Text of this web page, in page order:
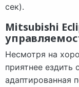
сек).
Mitsubishi
Несмотря на
приятнее ездить
адаптированная